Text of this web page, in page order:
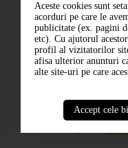
ABONARE LA
Aceste cookies sunt
acorduri pe care le
publicitate (ex. pagini
etc). Cu ajutorul
profil al vizitatorilor
afisa ulterior anunturi
alte site-uri pe care
Accept cele